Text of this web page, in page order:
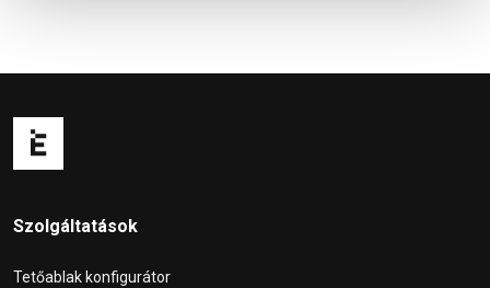
Szolgáltatások
Tetőablak konfigurátor